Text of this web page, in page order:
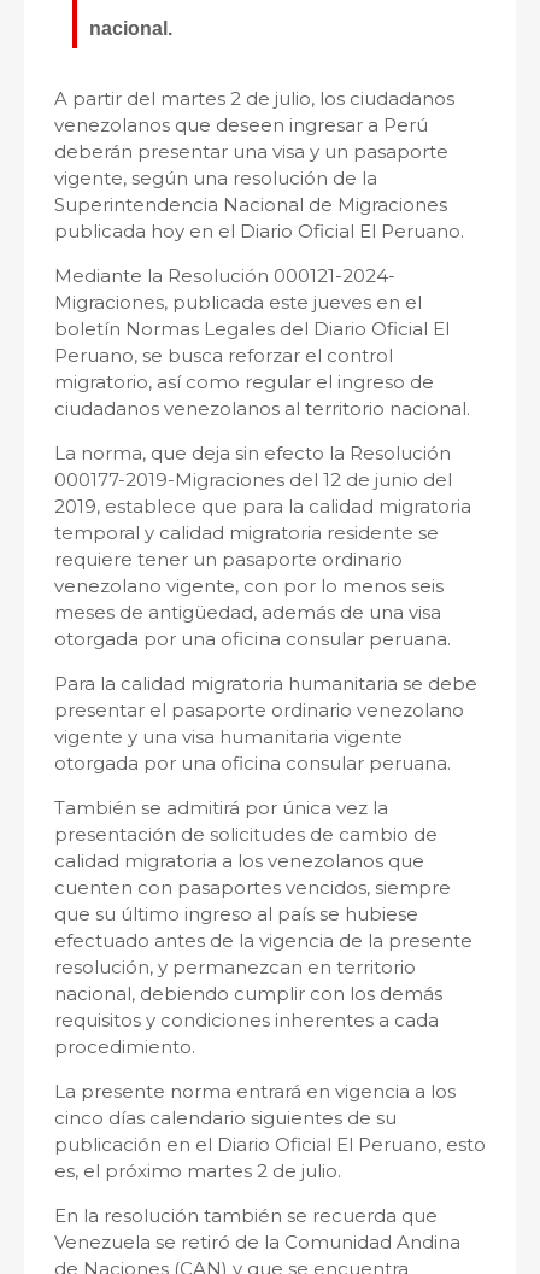
nacional.
A partir del martes 2 de julio, los ciudadanos
venezolanos que deseen ingresar a Perú
deberán presentar una visa y un pasaporte
vigente, según una resolución de la
Superintendencia Nacional de Migraciones
publicada hoy en el Diario Oficial El Peruano.
Mediante la Resolución 000121-2024-
Migraciones, publicada este jueves en el
boletín Normas Legales del Diario Oficial El
Peruano, se busca reforzar el control
migratorio, así como regular el ingreso de
ciudadanos venezolanos al territorio nacional.
La norma, que deja sin efecto la Resolución
000177-2019-Migraciones del 12 de junio del
2019, establece que para la calidad migratoria
temporal y calidad migratoria residente se
requiere tener un pasaporte ordinario
venezolano vigente, con por lo menos seis
meses de antigüedad, además de una visa
otorgada por una oficina consular peruana.
Para la calidad migratoria humanitaria se debe
presentar el pasaporte ordinario venezolano
vigente y una visa humanitaria vigente
otorgada por una oficina consular peruana.
También se admitirá por única vez la
presentación de solicitudes de cambio de
calidad migratoria a los venezolanos que
cuenten con pasaportes vencidos, siempre
que su último ingreso al país se hubiese
efectuado antes de la vigencia de la presente
resolución, y permanezcan en territorio
nacional, debiendo cumplir con los demás
requisitos y condiciones inherentes a cada
procedimiento.
La presente norma entrará en vigencia a los
cinco días calendario siguientes de su
publicación en el Diario Oficial El Peruano, esto
es, el próximo martes 2 de julio.
En la resolución también se recuerda que
Venezuela se retiró de la Comunidad Andina
de Naciones (CAN) y que se encuentra